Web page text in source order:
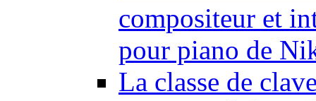
compositeur et
pour piano de
La classe de